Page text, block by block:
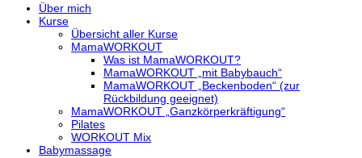
Über mich
Kurse
Übersicht aller Kurse
MamaWORKOUT
Was ist MamaWORKOUT?
MamaWORKOUT „mit Babybauch“
MamaWORKOUT „Beckenboden“ (zur
Rückbildung geeignet)
MamaWORKOUT „Ganzkörperkräftigung“
Pilates
WORKOUT Mix
Babymassage